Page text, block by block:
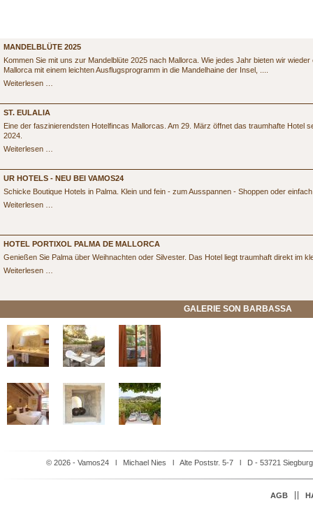
MANDELBLÜTE 2025
Kommen Sie mit uns zur Mandelblüte 2025 nach Mallorca. Wie jedes Jahr bieten wir
Mallorca mit einem leichten Ausflugsprogramm in die Mandelhaine der Insel, ....
Weiterlesen …
ST. EULALIA
Eine der faszinierendsten Hotelfincas Mallorcas. Am 29. März öffnet das traumhafte Hotel
2024.
Weiterlesen …
UR HOTELS - NEU BEI VAMOS24
Schicke Boutique Hotels in Palma. Klein und fein - zum Ausspannen - Shoppen oder
Weiterlesen …
Neu
bei
vamos24
HOTEL PORTIXOL PALMA DE MALLORCA
Genießen Sie Palma über Weihnachten oder Silvester. Das Hotel liegt traumhaft direkt im
Weiterlesen …
de
GALERIE SON BARBASSA
© 2026 - Vamos24 l Michael Nies l Alte Poststr. 5-7 l D - 53721
Navigation
AGB